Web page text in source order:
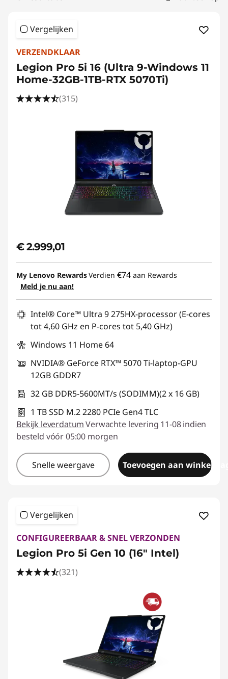
Vergelijken
VERZENDKLAAR
Legion Pro 5i 16 (Ultra 9-Windows 11
Home-32GB-1TB-RTX 5070Ti)
(315)
€ 2.999,01
My Lenovo RewardsVerdien €74 aan Rewards
Meld je nu aan!
Intel® Core™ Ultra 9 275HX-processor (E-cores
tot 4,60 GHz en P-cores tot 5,40 GHz)
Windows 11 Home 64
NVIDIA® GeForce RTX™ 5070 Ti-laptop-GPU
12GB GDDR7
32 GB DDR5-5600MT/s (SODIMM)(2 x 16 GB)
1 TB SSD M.2 2280 PCIe Gen4 TLC
Bekijk leverdatumVerwachte levering 11-08 indien
besteld vóór 05:00 morgen
Snelle weergave Toevoegen aan
Vergelijken
CONFIGUREERBAAR & SNEL VERZONDEN
Legion Pro 5i Gen 10 (16" Intel)
(321)